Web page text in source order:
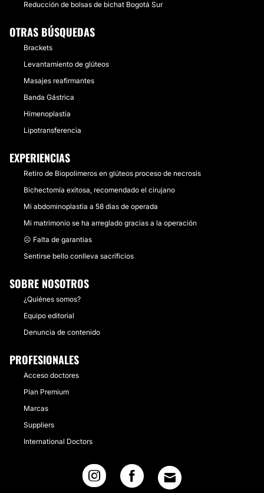
Reducción de bolsas de bichat Bogotá Sur
OTRAS BÚSQUEDAS
Brackets
Levantamiento de glúteos
Masajes reafirmantes
Banda Gástrica
Himenoplastia
Lipotransferencia
EXPERIENCIAS
Retiro de Biopolimeros en glúteos proceso de necrosis
Bichectomía exitosa, recomendado el cirujano
Mi abdominoplastia a 58 dias de operada
Mi matrimonio se ha arreglado gracias a la operación
☹️ Falta de garantias
Sentirse bello conlleva sacrificios
SOBRE NOSOTROS
¿Quiénes somos?
Equipo editorial
Denuncia de contenido
PROFESIONALES
Acceso doctores
Plan Premium
Marcas
Suppliers
International Doctors